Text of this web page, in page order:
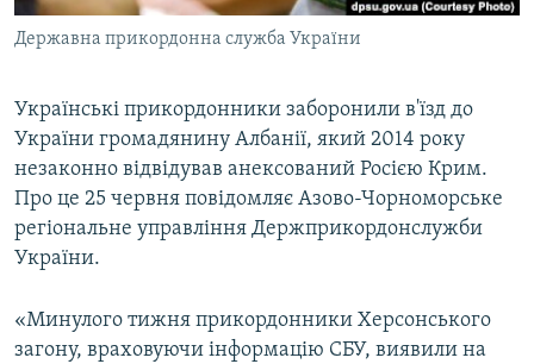
УКРАЇНСЬКА ПРОБЛЕМА КРИМУ
ІНФОГРАФІКА
ДОЛУЧАЙСЯ!
Усі сайти RFE/RL
Державна прикордонна служба України
Українські прикордонники заборонили в'їзд до
України громадянину Албанії, який 2014 року
незаконно відвідував анексований Росією Крим.
Про це 25 червня повідомляє Азово-Чорноморське
регіональне управління Держприкордонслужби
України.
«Минулого тижня прикордонники Херсонського
загону, враховуючи інформацію СБУ, виявили на